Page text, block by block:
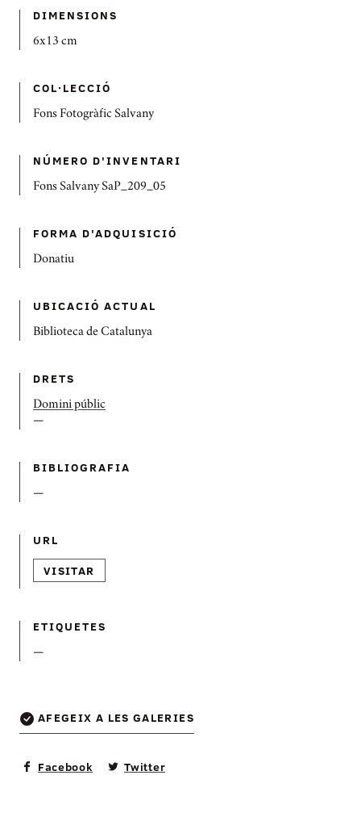
DIMENSIONS
6x13 cm
COL·LECCIÓ
Fons Fotogràfic Salvany
NÚMERO D'INVENTARI
Fons Salvany SaP_209_05
FORMA D'ADQUISICIÓ
Donatiu
UBICACIÓ ACTUAL
Biblioteca de Catalunya
DRETS
Domini públic
—
BIBLIOGRAFIA
—
URL
VISITAR
ETIQUETES
—
AFEGEIX A LES GALERIES
Facebook Twitter